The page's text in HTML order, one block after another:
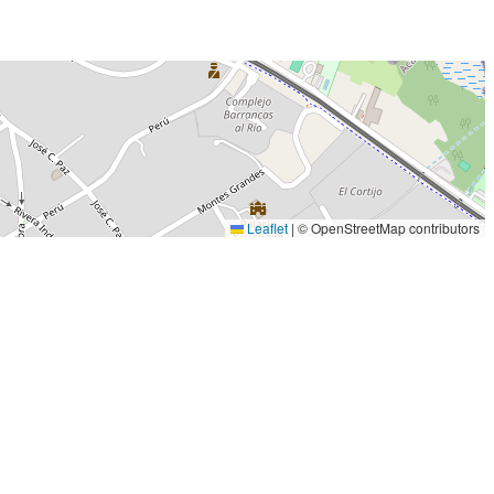
Leaflet | © OpenStreetMap contributors